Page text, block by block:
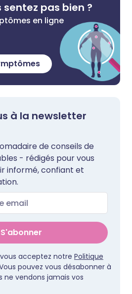
sentez pas bien ?
en ligne
à la newsletter
de conseils de
- rédigés pour vous
informé, confiant et
S'abonner
acceptez notre Politique
pouvez vous désabonner à
ne vendons jamais vos